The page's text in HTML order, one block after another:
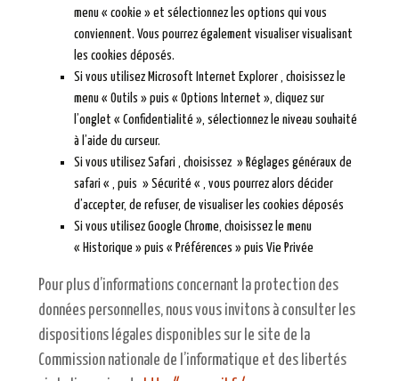
menu « cookie » et sélectionnez les options qui vous
conviennent. Vous pourrez également visualiser visualisant
les cookies déposés.
Si vous utilisez Microsoft Internet Explorer , choisissez le
menu « Outils » puis « Options Internet », cliquez sur
l’onglet « Confidentialité », sélectionnez le niveau souhaité
à l’aide du curseur.
Si vous utilisez Safari , choisissez » Réglages généraux de
safari « , puis » Sécurité « , vous pourrez alors décider
d’accepter, de refuser, de visualiser les cookies déposés
Si vous utilisez Google Chrome, choisissez le menu
« Historique » puis « Préférences » puis Vie Privée
Pour plus d’informations concernant la protection des
données personnelles, nous vous invitons à consulter les
dispositions légales disponibles sur le site de la
Commission nationale de l’informatique et des libertés